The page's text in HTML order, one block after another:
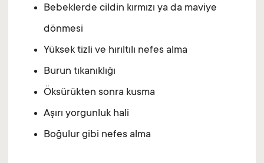
Bebeklerde cildin kırmızı ya da maviye
dönmesi
Yüksek tizli ve hırıltılı nefes alma
Burun tıkanıklığı
Öksürükten sonra kusma
Aşırı yorgunluk hali
Boğulur gibi nefes alma